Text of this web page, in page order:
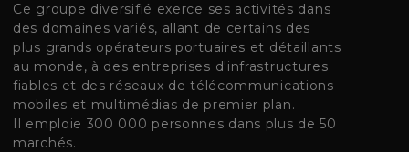
Ce groupe diversifié exerce ses activités dans
des domaines variés, allant de certains des
plus grands opérateurs portuaires et détaillants
au monde, à des entreprises d'infrastructures
fiables et des réseaux de télécommunications
mobiles et multimédias de premier plan.
Il emploie 300 000 personnes dans plus de 50
marchés.